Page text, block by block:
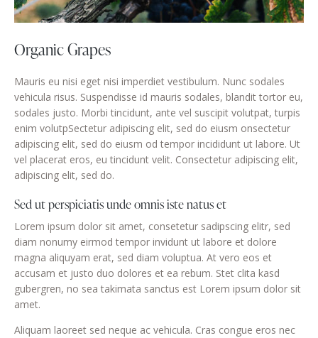
Organic Grapes
Mauris eu nisi eget nisi imperdiet vestibulum. Nunc sodales
vehicula risus. Suspendisse id mauris sodales, blandit tortor eu,
sodales justo. Morbi tincidunt, ante vel suscipit volutpat, turpis
enim volutpSectetur adipiscing elit, sed do eiusm onsectetur
adipiscing elit, sed do eiusm od tempor incididunt ut labore. Ut
vel placerat eros, eu tincidunt velit. Consectetur adipiscing elit,
adipiscing elit, sed do.
Sed ut perspiciatis unde omnis iste natus et
Lorem ipsum dolor sit amet, consetetur sadipscing elitr, sed
diam nonumy eirmod tempor invidunt ut labore et dolore
magna aliquyam erat, sed diam voluptua. At vero eos et
accusam et justo duo dolores et ea rebum. Stet clita kasd
gubergren, no sea takimata sanctus est Lorem ipsum dolor sit
amet.
Aliquam laoreet sed neque ac vehicula. Cras congue eros nec